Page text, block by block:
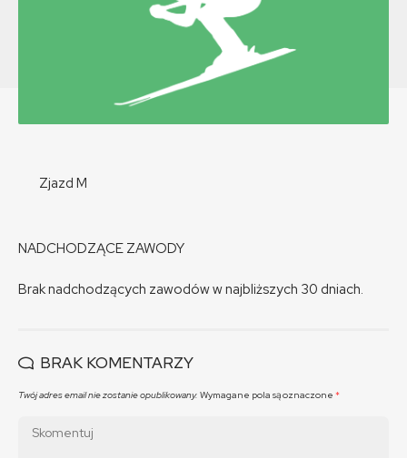
Zjazd M
NADCHODZĄCE ZAWODY
Brak nadchodzących zawodów w najbliższych 30 dniach.
BRAK KOMENTARZY
Twój adres email nie zostanie opublikowany. Wymagane pola są oznaczone *